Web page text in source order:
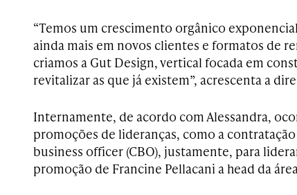
“Temos um crescimento orgânico
ainda mais em novos clientes e formatos de
criamos a Gut Design, vertical focada em
revitalizar as que já existem”, acrescenta a
Internamente, de acordo com Alessandra,
promoções de lideranças, como a
business officer (CBO), justamente, para
promoção de Francine Pellacani a head da